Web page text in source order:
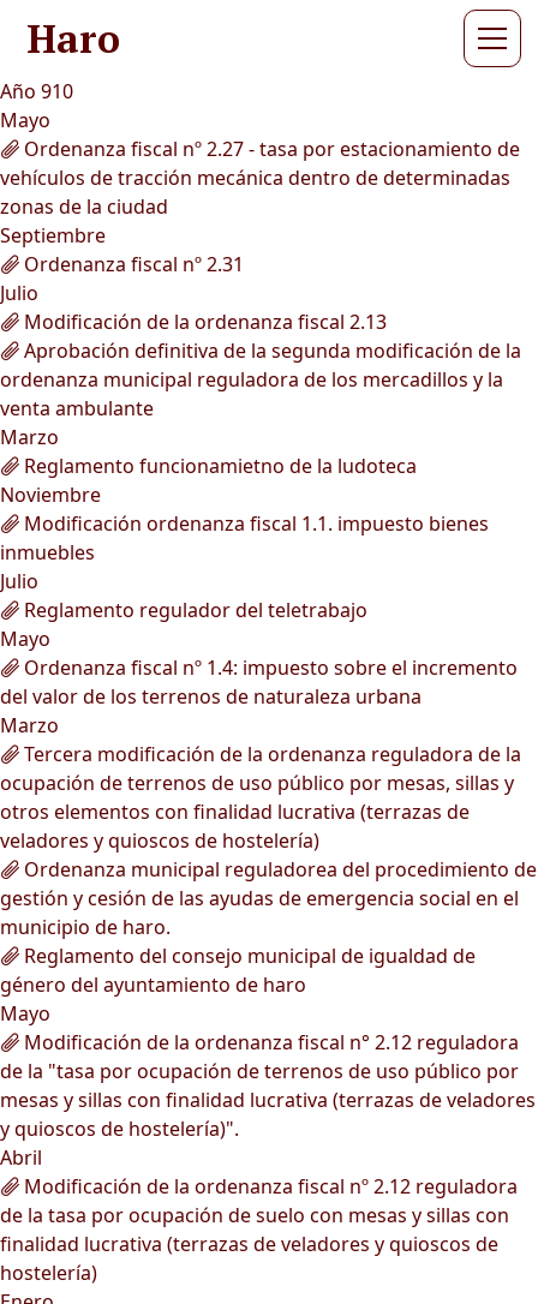
Haro
Año 910
Mayo
Ordenanza fiscal nº 2.27 - tasa por estacionamiento de
vehículos de tracción mecánica dentro de determinadas
zonas de la ciudad
Septiembre
Ordenanza fiscal nº 2.31
Julio
Modificación de la ordenanza fiscal 2.13
Aprobación definitiva de la segunda modificación de la
ordenanza municipal reguladora de los mercadillos y la
venta ambulante
Marzo
Reglamento funcionamietno de la ludoteca
Noviembre
Modificación ordenanza fiscal 1.1. impuesto bienes
inmuebles
Julio
Reglamento regulador del teletrabajo
Mayo
Ordenanza fiscal nº 1.4: impuesto sobre el incremento
del valor de los terrenos de naturaleza urbana
Marzo
Tercera modificación de la ordenanza reguladora de la
ocupación de terrenos de uso público por mesas, sillas y
otros elementos con finalidad lucrativa (terrazas de
veladores y quioscos de hostelería)
Ordenanza municipal reguladorea del procedimiento de
gestión y cesión de las ayudas de emergencia social en el
municipio de haro.
Reglamento del consejo municipal de igualdad de
género del ayuntamiento de haro
Mayo
Modificación de la ordenanza fiscal n° 2.12 reguladora
de la "tasa por ocupación de terrenos de uso público por
mesas y sillas con finalidad lucrativa (terrazas de veladores
y quioscos de hostelería)".
Abril
Modificación de la ordenanza fiscal nº 2.12 reguladora
de la tasa por ocupación de suelo con mesas y sillas con
finalidad lucrativa (terrazas de veladores y quioscos de
hostelería)